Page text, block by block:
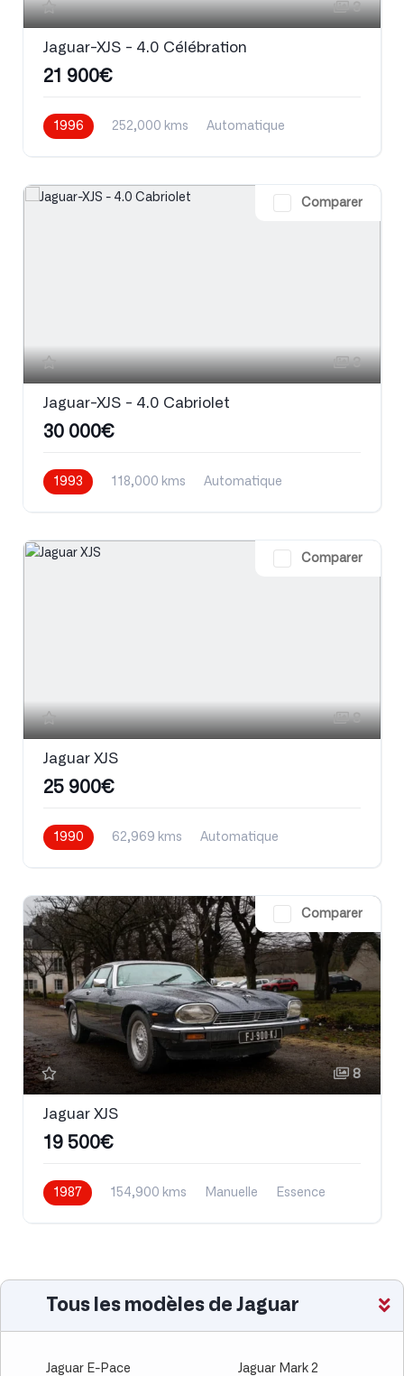
3
Jaguar-XJS - 4.0 Célébration
21 900€
1996 252,000 kms
Automatique
Comparer
3
Jaguar-XJS - 4.0 Cabriolet
30 000€
1993 118,000 kms
Automatique
Comparer
8
Jaguar XJS
25 900€
1990 62,969 kms
Automatique
Comparer
8
Jaguar XJS
19 500€
1987 154,900 kms Manuelle Essence
Tous les modèles de Jaguar
Jaguar E-Pace Jaguar Mark 2